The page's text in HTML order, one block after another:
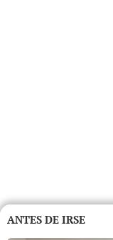
ANTES DE IRSE